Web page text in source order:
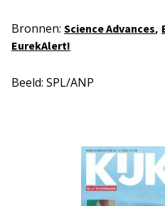
Bronnen: Science Advances,
EurekAlert!
Beeld: SPL/ANP